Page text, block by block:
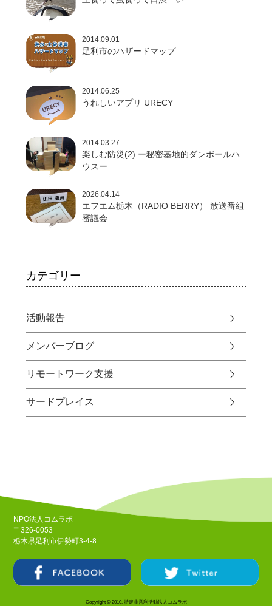
2014.09.01
足利市のハザードマップ
2014.06.25
うれしいアプリ URECY
2014.03.27
楽しむ防災(2) ー秘密基地的ダンボールハ
ウスー
2026.04.14
エフエム栃木（RADIO BERRY） 放送番組
審議会
カテゴリー
活動報告
メンバーブログ
リモートワーク支援
サードプレイス
NPO法人コムラボ
〒326-0053
栃木県足利市伊勢町3-4-8
Copyright © 2010. 特定非営利活動法人コムラボ